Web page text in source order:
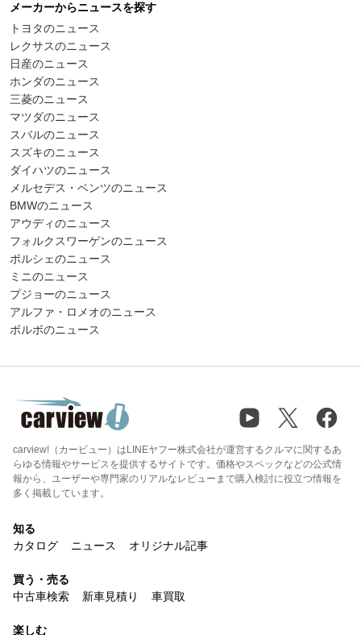
メーカーからニュースを探す
トヨタのニュース
レクサスのニュース
日産のニュース
ホンダのニュース
三菱のニュース
マツダのニュース
スバルのニュース
スズキのニュース
ダイハツのニュース
メルセデス・ベンツのニュース
BMWのニュース
アウディのニュース
フォルクスワーゲンのニュース
ポルシェのニュース
ミニのニュース
プジョーのニュース
アルファ・ロメオのニュース
ボルボのニュース
carview!（カービュー）はLINEヤフー株式会社が運営するクルマに関するあ
らゆる情報やサービスを提供するサイトです。価格やスペックなどの公式情
報から、ユーザーや専門家のリアルなレビューまで購入検討に役立つ情報を
多く掲載しています。
知る
カタログ
ニュース オリジナル記事
買う・売る
中古車検索
新車見積り 車買取
楽しむ